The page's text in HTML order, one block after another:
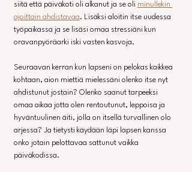
siitä että päiväkoti oli alkanut ja se oli minullekin
ajoittain ahdistavaa. Lisäksi aloitin itse uudessa
työpaikassa ja se lisäsi omaa stressiäni kun
oravanpyöräarki iski vasten kasvoja.
Seuraavan kerran kun lapseni on pelokas kaikkea
kohtaan, aion miettiä mielessäni olenko itse nyt
ahdistunut jostain? Olenko saanut tarpeeksi
omaa aikaa jotta olen rentoutunut, leppoisa ja
hyväntuulinen äiti, jolla on itsellä turvallinen olo
arjessa? Ja tietysti käydään läpi lapsen kanssa
onko jotain pelottavaa sattunut vaikka
päiväkodissa.